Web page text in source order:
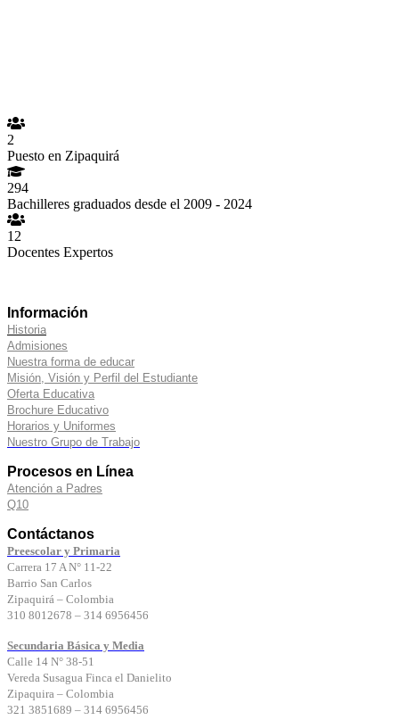
2
Puesto en Zipaquirá
294
Bachilleres graduados desde el 2009 - 2024
12
Docentes Expertos
Información
Historia
Admisiones
Nuestra forma de educar
Misión, Visión y Perfil del Estudiante
Oferta Educativa
Brochure Educativo
Horarios y Uniformes
Nuestro Grupo de Trabajo
Procesos en Línea
Atención a Padres
Q10
Contáctanos
Preescolar y Primaria
Carrera 17 A N° 11-22
Barrio San Carlos
Zipaquirá – Colombia
310 8012678 – 314 6956456
Secundaria Básica y Media
Calle 14 N° 38-51
Vereda Susagua Finca el Danielito
Zipaquira – Colombia
321 3851689 – 314 6956456